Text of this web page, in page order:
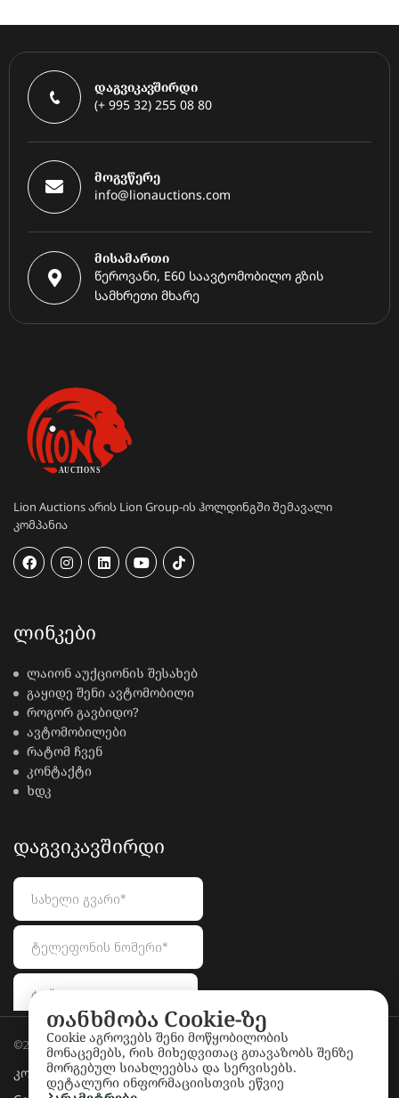
დაგვიკავშირდი
(+ 995 32) 255 08 80
მოგვწერე
info@lionauctions.com
მისამართი
წეროვანი, E60 საავტომობილო გზის
სამხრეთი მხარე
Lion Auctions არის Lion Group-ის ჰოლდინგში შემავალი
კომპანია
ᲚᲘᲜᲙᲔᲑᲘ
ლაიონ აუქციონის შესახებ
გაყიდე შენი ავტომობილი
როგორ გავბიდო?
ავტომობილები
რატომ ჩვენ
კონტაქტი
ხდკ
ᲓᲐᲒᲕᲘᲙᲐᲕᲨᲘᲠᲓᲘ
©2026LionAuctions.ge. All rights reserved.
კონფიდენციალურობის პოლიტიკა
თანხმობა Cookie-ზე
Cookie აგროვებს შენი მოწყობილობის
მონაცემებს, რის მიხედვითაც გთავაზობს შენზე
მორგებულ სიახლეებსა და სერვისებს.
დეტალური ინფორმაციისთვის ეწვიე